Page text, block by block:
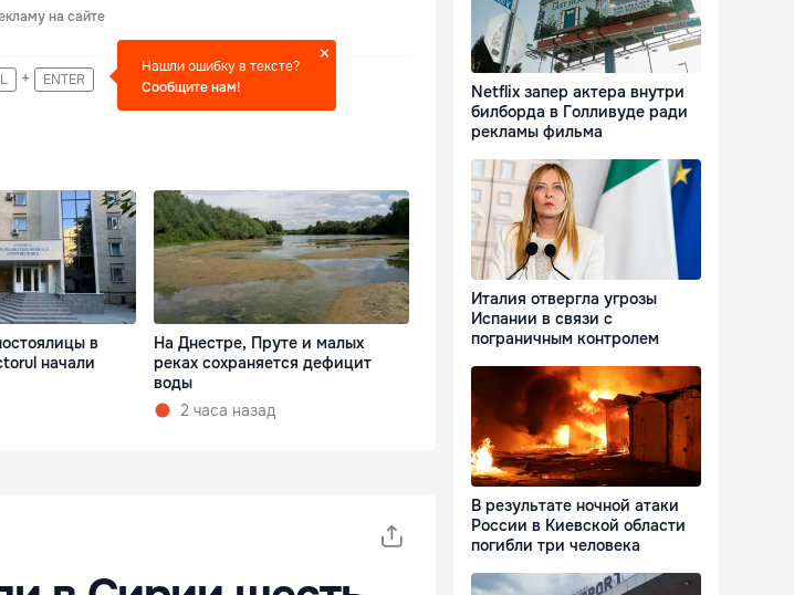
на сайте
+ ENTER
Нашли ошибку в тексте?
Сообщите нам!
в
начали
На Днестре, Пруте и малых
реках сохраняется дефицит
воды
2 часа назад
Netflix запер актера внутри
билборда в Голливуде ради
рекламы фильма
Италия отвергла угрозы
Испании в связи с
пограничным контролем
В результате ночной атаки
России в Киевской области
погибли три человека